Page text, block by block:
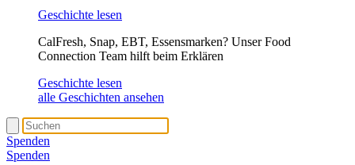
Geschichte lesen
CalFresh, Snap, EBT, Essensmarken? Unser Food
Connection Team hilft beim Erklären
Geschichte lesen
alle Geschichten ansehen
Spenden
Spenden